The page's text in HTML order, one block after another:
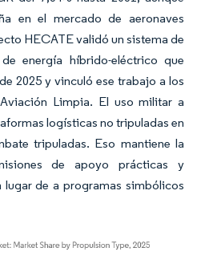
en el mercado de aeronaves
HECATE validó un sistema de
energía híbrido-eléctrico que
2025 y vinculó ese trabajo a los
Limpia. El uso militar a
logísticas no tripuladas en
tripuladas. Eso mantiene la
de apoyo prácticas y
de a programas simbólicos